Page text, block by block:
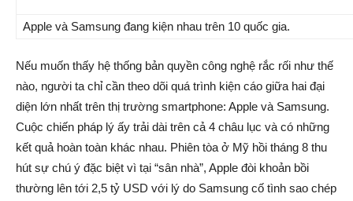
Apple và Samsung đang kiện nhau trên 10 quốc gia.
Nếu muốn thấy hệ thống bản quyền công nghệ rắc rối như thế
nào, người ta chỉ cần theo dõi quá trình kiện cáo giữa hai đại
diện lớn nhất trên thị trường smartphone: Apple và Samsung.
Cuộc chiến pháp lý ấy trải dài trên cả 4 châu lục và có những
kết quả hoàn toàn khác nhau. Phiên tòa ở Mỹ hồi tháng 8 thu
hút sự chú ý đặc biệt vì tại “sân nhà”, Apple đòi khoản bồi
thường lên tới 2,5 tỷ USD với lý do Samsung cố tình sao chép